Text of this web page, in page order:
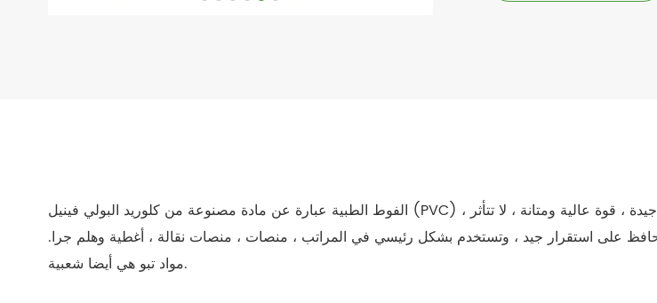
الفوط الطبية عبارة عن مادة مصنوعة من كلوريد البولي فينيل (PVC) ، تتمتع بمرونة ومرونة جيدة ، قوة عالية ومتانة ، لا تتأثر
على استقرار جيد ، وتستخدم بشكل رئيسي في المراتب ، منصات ، منصات نقالة ، أغطية وهلم جرا.
مواد تبو هي أيضا شعبية.